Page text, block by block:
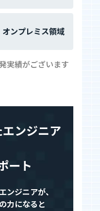
オンプレミス領域
実績がございます
ンジニア
ート
ンジニアが、
力になると